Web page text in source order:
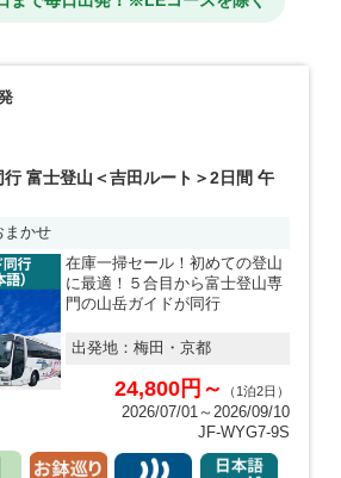
行 富士登山＜吉田ルート＞2日間 午
まかせ
在庫一掃セール！初めての登山
に最適！５合目から富士登山専
門の山岳ガイドが同行
出発地： 梅田・京都
24,800円～ （1泊2日）
2026/07/01～2026/09/10
JF-WYG7-9S